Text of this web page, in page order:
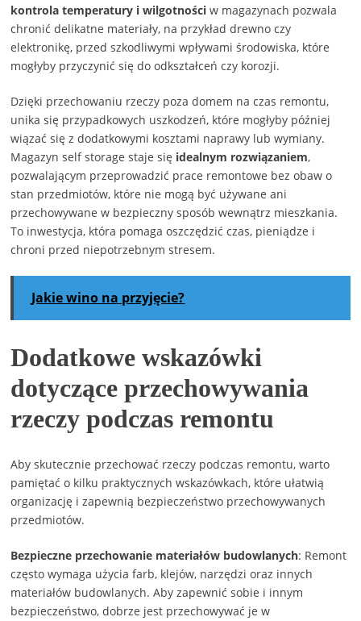
kontrola temperatury i wilgotności w magazynach pozwala
chronić delikatne materiały, na przykład drewno czy
elektronikę, przed szkodliwymi wpływami środowiska, które
mogłyby przyczynić się do odkształceń czy korozji.
Dzięki przechowaniu rzeczy poza domem na czas remontu,
unika się przypadkowych uszkodzeń, które mogłyby później
wiązać się z dodatkowymi kosztami naprawy lub wymiany.
Magazyn self storage staje się idealnym rozwiązaniem,
pozwalającym przeprowadzić prace remontowe bez obaw o
stan przedmiotów, które nie mogą być używane ani
przechowywane w bezpieczny sposób wewnątrz mieszkania.
To inwestycja, która pomaga oszczędzić czas, pieniądze i
chroni przed niepotrzebnym stresem.
Jakie wino na przyjęcie?
Dodatkowe wskazówki
dotyczące przechowywania
rzeczy podczas remontu
Aby skutecznie przechować rzeczy podczas remontu, warto
pamiętać o kilku praktycznych wskazówkach, które ułatwią
organizację i zapewnią bezpieczeństwo przechowywanych
przedmiotów.
Bezpieczne przechowanie materiałów budowlanych: Remont
często wymaga użycia farb, klejów, narzędzi oraz innych
materiałów budowlanych. Aby zapewnić sobie i innym
bezpieczeństwo, dobrze jest przechowywać je w